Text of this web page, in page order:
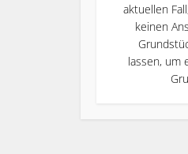
aktuellen
keinen
lassen, um